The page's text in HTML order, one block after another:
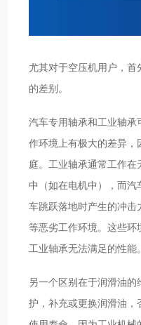
尤其对于空压机用户，
的差别。
汽车专用轴承和工业轴承
作环境上有极大的差异，
庭。工业轴承通常工作
中（如在电机中），而
车跳跃落地时产生的冲击
等恶劣工作环境。这些
工业轴承无法满足的性能。
另一个区别在于润滑油
护，补充或更换润滑油